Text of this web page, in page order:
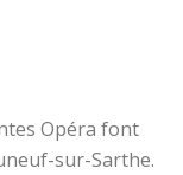
Opéra font
sur-Sarthe.